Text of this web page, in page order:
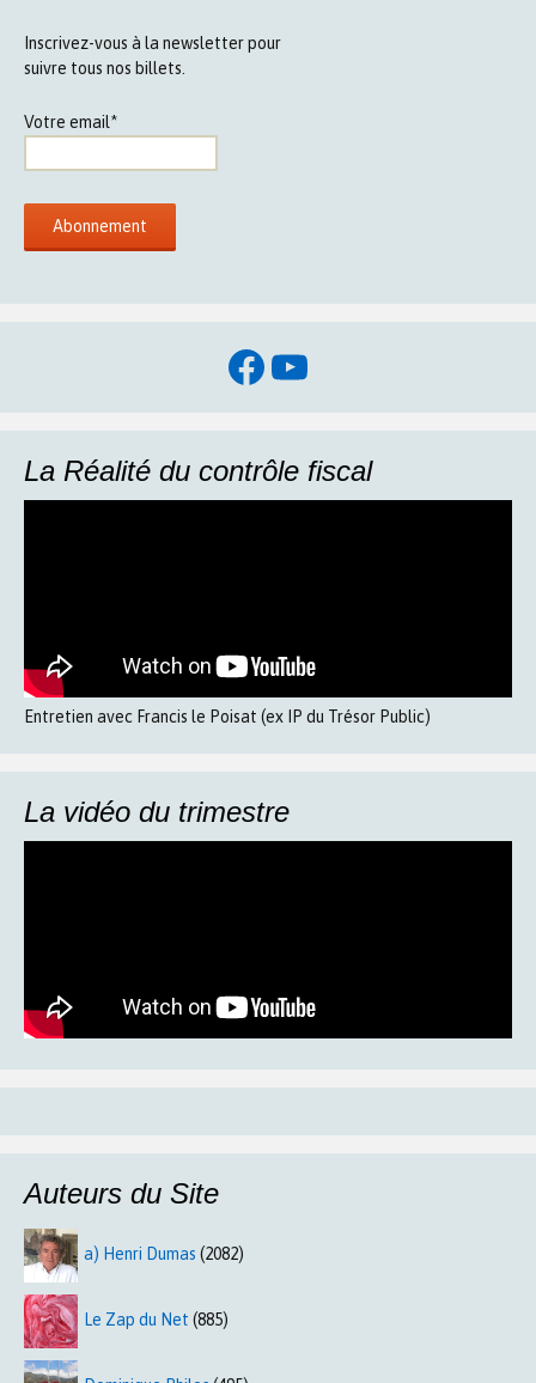
Inscrivez-vous à la newsletter pour
suivre tous nos billets.
Votre email*
Facebook
YouTube
La Réalité du contrôle fiscal
Entretien avec Francis le Poisat (ex IP du Trésor Public)
La vidéo du trimestre
Auteurs du Site
a) Henri Dumas (2082)
Le Zap du Net (885)